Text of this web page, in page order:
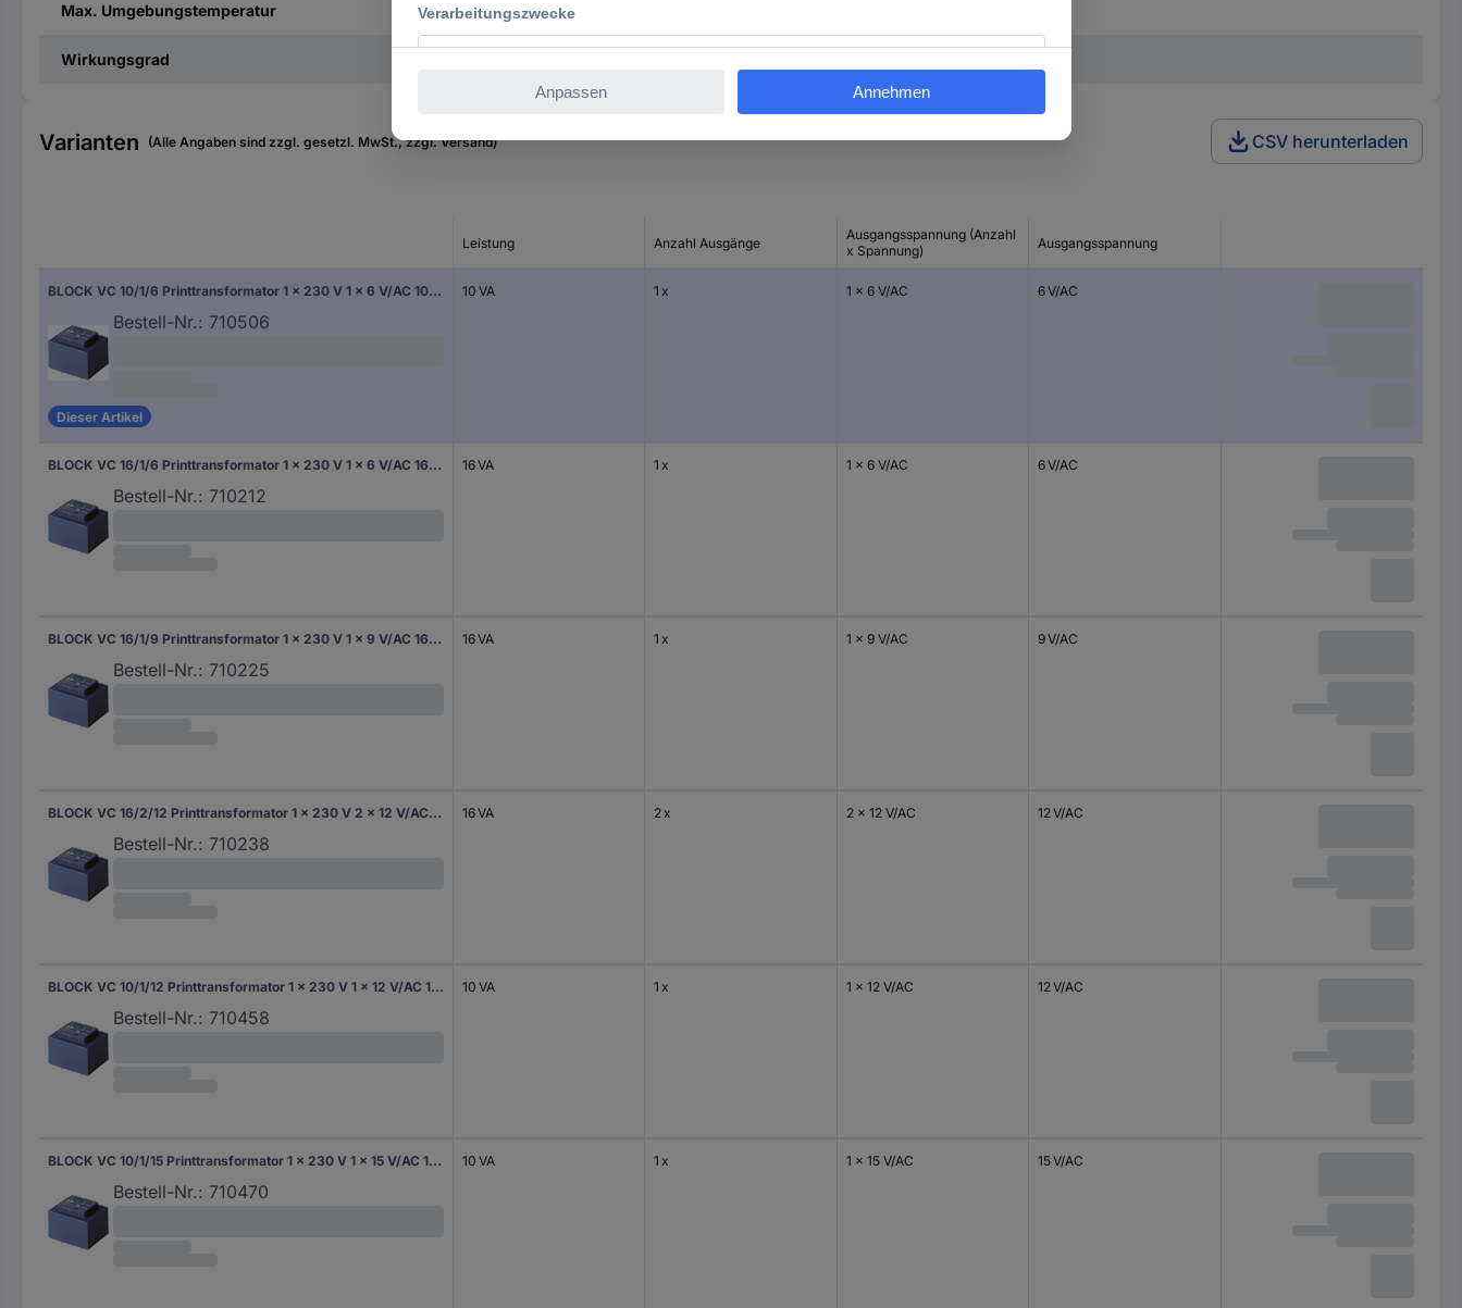
Max. Umgebungstemperatur
Wirkungsgrad
Varianten (Alle Angaben sind zzgl. gesetzl. MwSt., zzgl. Versand) CSV herunterladen
Leistung Anzahl Ausgänge
Ausgangsspannung (Anzahl
x Spannung)
Ausgangsspannung
BLOCK VC 10/1/6 Printtransformator 1 x 230 V 1 x 6 V/AC 10 VA 1.66 A
Bestell-Nr.: 710506
Dieser Artikel
10 VA 1 x 1 x 6 V/AC 6 V/AC
BLOCK VC 16/1/6 Printtransformator 1 x 230 V 1 x 6 V/AC 16 VA 2.66 A
Bestell-Nr.: 710212
16 VA 1 x 1 x 6 V/AC 6 V/AC
BLOCK VC 16/1/9 Printtransformator 1 x 230 V 1 x 9 V/AC 16 VA 1.77 A
Bestell-Nr.: 710225
16 VA 1 x 1 x 9 V/AC 9 V/AC
BLOCK VC 16/2/12 Printtransformator 1 x 230 V 2 x 12 V/AC 16 VA 666 mA
Bestell-Nr.: 710238
16 VA 2 x 2 x 12 V/AC 12 V/AC
BLOCK VC 10/1/12 Printtransformator 1 x 230 V 1 x 12 V/AC 10 VA 833 mA
Bestell-Nr.: 710458
10 VA 1 x 1 x 12 V/AC 12 V/AC
BLOCK VC 10/1/15 Printtransformator 1 x 230 V 1 x 15 V/AC 10 VA 666 mA
Bestell-Nr.: 710470
10 VA 1 x 1 x 15 V/AC 15 V/AC